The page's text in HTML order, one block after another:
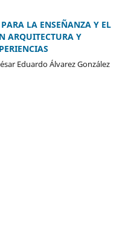
LA ENSEÑANZA Y EL
ARQUITECTURA Y
Eduardo Álvarez González